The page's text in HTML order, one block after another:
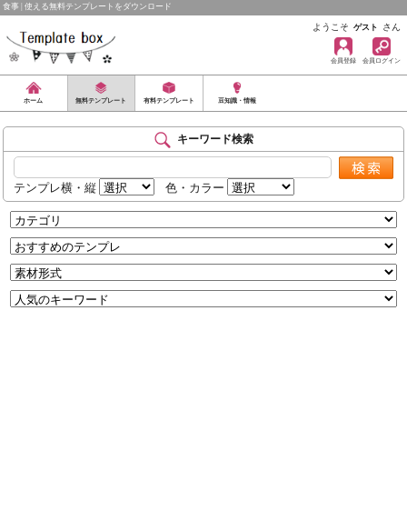
食事 | 使える無料テンプレートをダウンロード
ようこそ ゲスト さん
会員登録 会員ログイン
ホーム 無料テンプレート 有料テンプレート 豆知識・情報
キーワード検索
テンプレ横・縦 色・カラー